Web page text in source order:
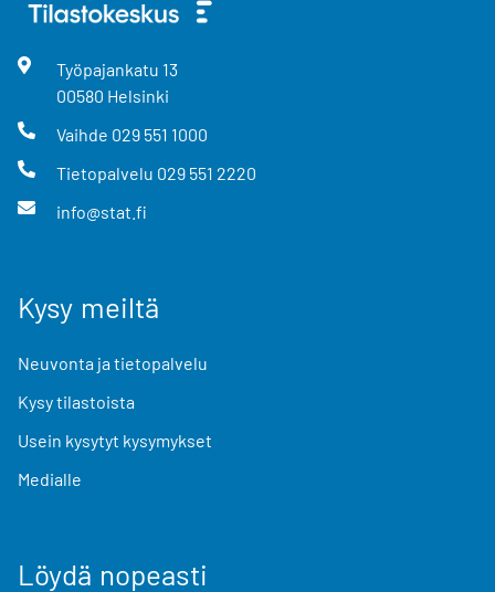
Työpajankatu 13
00580 Helsinki
Vaihde 029 551 1000
Tietopalvelu 029 551 2220
info@stat.fi
Kysy meiltä
Neuvonta ja tietopalvelu
Kysy tilastoista
Usein kysytyt kysymykset
Medialle
Löydä nopeasti